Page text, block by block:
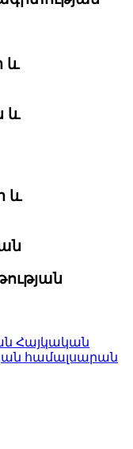
և
և
և
Հայկական
համալսարան